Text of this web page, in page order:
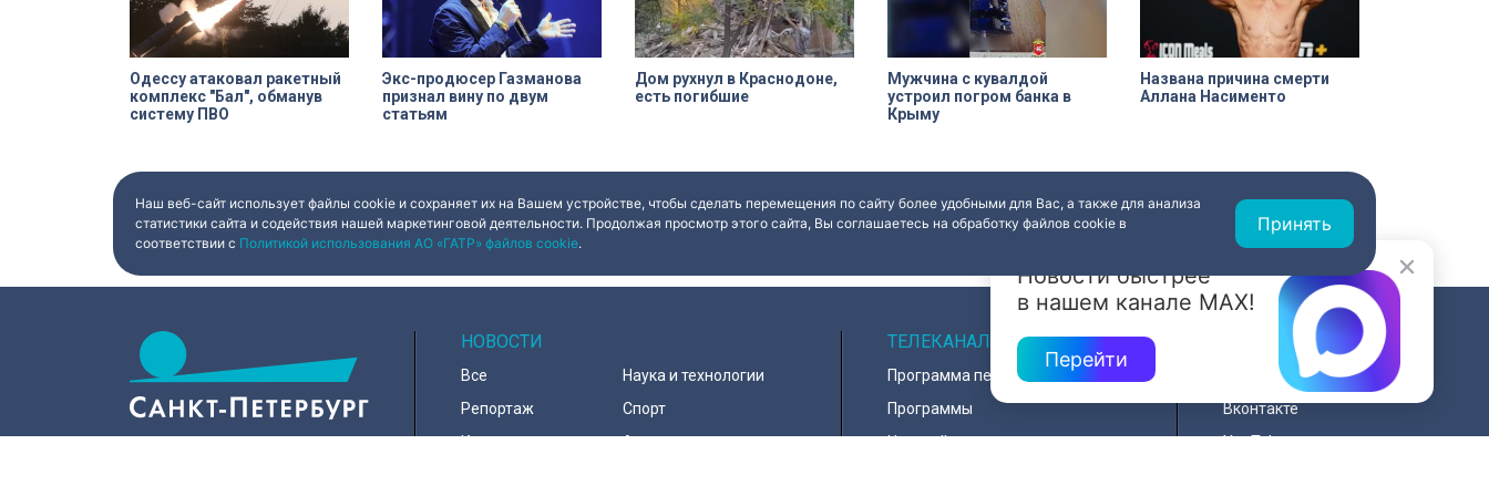
Одессу атаковал ракетный
комплекс "Бал", обманув
систему ПВО
Экс-продюсер Газманова
признал вину по двум
статьям
Дом рухнул в Краснодоне,
есть погибшие
Мужчина с кувалдой
устроил погром банка в
Крыму
Названа причина смерти
Аллана Насименто
Новости быстрее
в нашем канале MAX!
Перейти
Наш веб-сайт использует файлы cookie и сохраняет их на Вашем устройстве, чтобы сделать перемещения по сайту более удобными для Вас, а также для анализа
статистики сайта и содействия нашей маркетинговой деятельности. Продолжая просмотр этого сайта, Вы соглашаетесь на обработку файлов cookie в
соответствии с Политикой использования АО «ГАТР» файлов cookie.
Принять
НОВОСТИ
Все
Репортаж
Коронавирус
Наука и технологии
Спорт
Армия
ТЕЛЕКАНАЛ
Программа передач
Программы
Настройка канала
Вконтакте
YouTube